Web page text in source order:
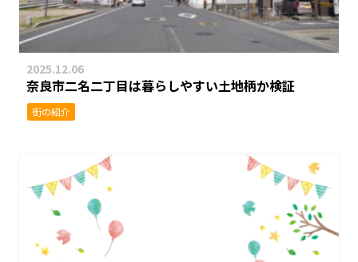
2025.12.06
奈良市二名二丁目は暮らしやすい土地柄か検証
街の紹介